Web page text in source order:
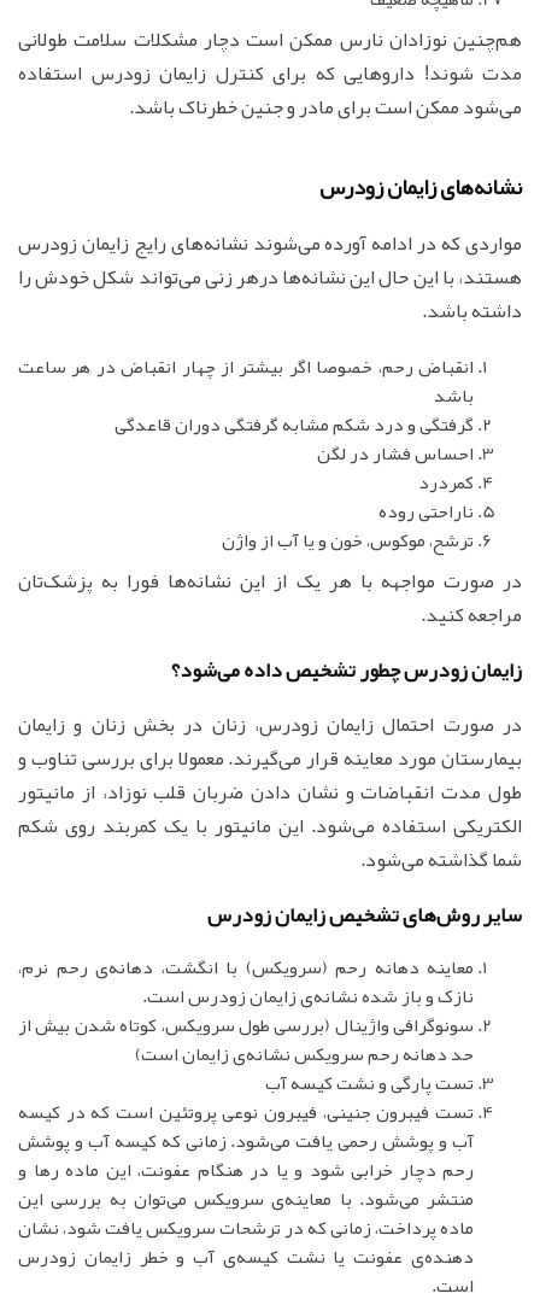
هم‌چنین نوزادان نارس ممکن است دچار مشکلات سلامت طولانی
مدت شوند! داروهایی که برای کنترل زایمان زودرس استفاده
می‌شود ممکن است برای مادر و جنین خطرناک باشد.
نشانه‌های زایمان زودرس
مواردی که در ادامه آورده می‌شوند نشانه‌های رایج زایمان زودرس
هستند، با این حال این نشانه‌ها درهر زنی می‌تواند شکل خودش را
داشته باشد.
انقباض رحم، خصوصا اگر بیشتر از چهار انقباض در هر ساعت
باشد
گرفتگی و درد شکم مشابه گرفتگی دوران قاعدگی
احساس فشار در لگن
کمردرد
ناراحتی روده
ترشح، موکوس، خون و یا آب از واژن
در صورت مواجهه با هر یک از این نشانه‌ها فورا به پزشک‌تان
مراجعه کنید.
زایمان زودرس چطور تشخیص داده می‌شود؟
در صورت احتمال زایمان زودرس، زنان در بخش زنان و زایمان
بیمارستان مورد معاینه قرار می‌گیرند. معمولا برای بررسی تناوب و
طول مدت انقباضات و نشان دادن ضربان قلب نوزاد، از مانیتور
الکتریکی استفاده می‌شود. این مانیتور با یک کمربند روی شکم
شما گذاشته می‌شود.
سایر روش‌های تشخیص زایمان زودرس
معاینه دهانه رحم (سرویکس) با انگشت، دهانه‌ی رحم نرم،
نازک و باز شده نشانه‌ی زایمان زودرس است.
سونوگرافی واژینال (بررسی طول سرویکس، کوتاه شدن بیش از
حد دهانه رحم سرویکس نشانه‌ی زایمان است)
تست پارگی و نشت کیسه آب
تست فیبرون جنینی، فیبرون نوعی پروتئین است که در کیسه
آب و پوشش رحمی یافت می‌شود. زمانی که کیسه آب و پوشش
رحم دچار خرابی شود و یا در هنگام عفونت، این ماده رها و
منتشر می‌شود. با معاینه‌ی سرویکس می‌توان به بررسی این
ماده پرداخت، زمانی که در ترشحات سرویکس یافت شود، نشان
دهنده‌ی عفونت یا نشت کیسه‌ی آب و خطر زایمان زودرس
است.